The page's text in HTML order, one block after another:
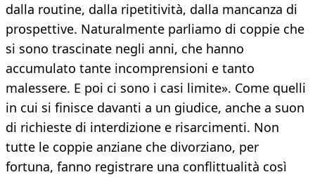
dalla routine, dalla ripetitività, dalla mancanza di
prospettive. Naturalmente parliamo di coppie che
si sono trascinate negli anni, che hanno
accumulato tante incomprensioni e tanto
malessere. E poi ci sono i casi limite». Come quelli
in cui si finisce davanti a un giudice, anche a suon
di richieste di interdizione e risarcimenti. Non
tutte le coppie anziane che divorziano, per
fortuna, fanno registrare una conflittualità così